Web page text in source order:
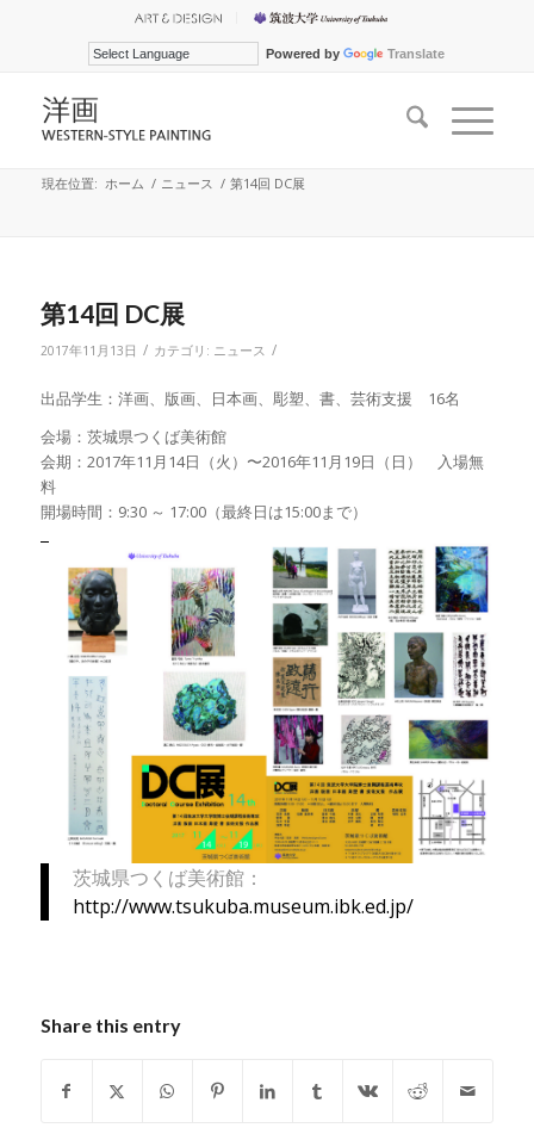
Powered by Translate
現在位置: ホーム / ニュース / 第14回 DC展
第14回 DC展
2017年11月13日 / カテゴリ: ニュース /
出品学生：洋画、版画、日本画、彫塑、書、芸術支援 16名
会場：茨城県つくば美術館
会期：2017年11月14日（火）〜2016年11月19日（日） 入場無
料
開場時間：9:30 ～ 17:00（最終日は15:00まで）
茨城県つくば美術館：
http://www.tsukuba.museum.ibk.ed.jp/
Share this entry